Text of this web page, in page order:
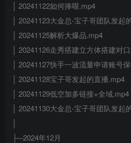
│ 20241122如何捧哏.mp4
│ 20241123大金总-宝子哥团队发起
│ 20241125解析大爆品.mp4
│ 20241126走秀搭建立方体搭建对
│ 20241127快手一波流量申请账号
│ 20241128宝子哥发起的直播.mp4
│ 20241129低空加多链接+全域.mp4
│ 20241130大金总-宝子哥团队发起
├─2024年12月